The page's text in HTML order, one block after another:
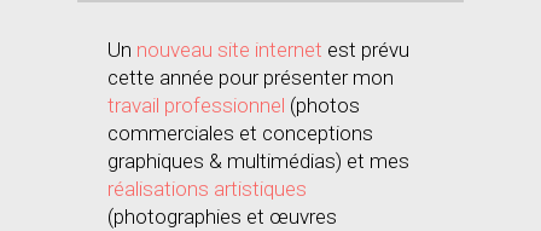
Un nouveau site internet est prévu
cette année pour présenter mon
travail professionnel (photos
commerciales et conceptions
graphiques & multimédias) et mes
réalisations artistiques
(photographies et œuvres